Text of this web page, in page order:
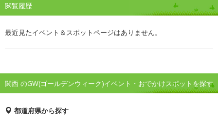
閲覧履歴
最近見たイベント＆スポットページはありません。
関西 のGW(ゴールデンウィーク)イベント・おでかけスポットを探す
都道府県から探す